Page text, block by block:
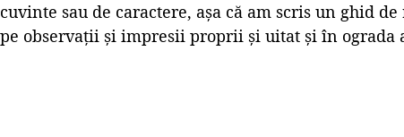
cuvinte sau de caractere, așa că am scris un ghid
pe observații și impresii proprii și uitat și în ograda